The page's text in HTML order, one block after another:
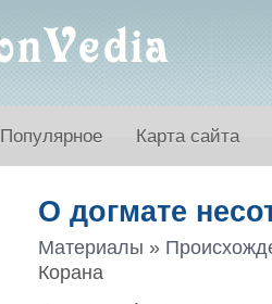
Популярное Карта сайта
О догмате
Материалы »
Корана